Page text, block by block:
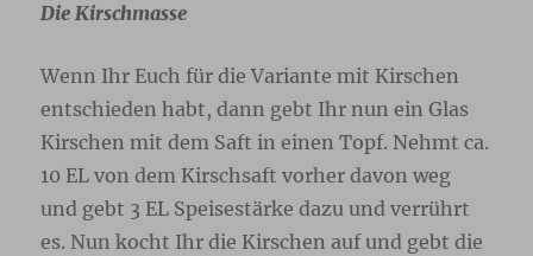
Die Kirschmasse
Wenn Ihr Euch für die Variante mit Kirschen
entschieden habt, dann gebt Ihr nun ein Glas
Kirschen mit dem Saft in einen Topf. Nehmt ca.
10 EL von dem Kirschsaft vorher davon weg
und gebt 3 EL Speisestärke dazu und verrührt
es. Nun kocht Ihr die Kirschen auf und gebt die